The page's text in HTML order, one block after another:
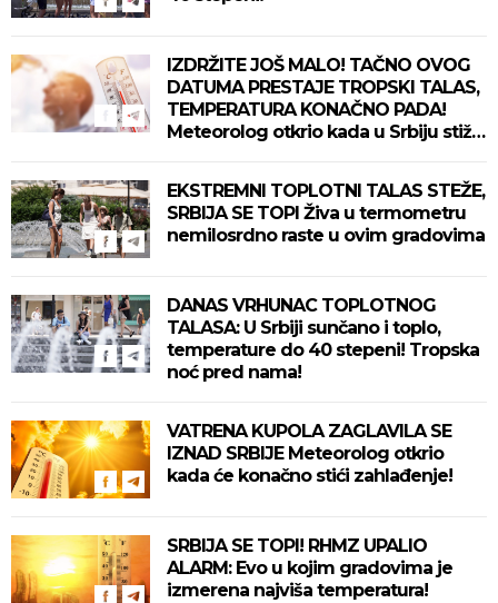
IZDRŽITE JOŠ MALO! TAČNO OVOG
DATUMA PRESTAJE TROPSKI TALAS,
TEMPERATURA KONAČNO PADA!
Meteorolog otkrio kada u Srbiju stiže
EKSTREMNI TOPLOTNI TALAS STEŽE,
SRBIJA SE TOPI Živa u termometru
nemilosrdno raste u ovim gradovima
DANAS VRHUNAC TOPLOTNOG
TALASA: U Srbiji sunčano i toplo,
temperature do 40 stepeni! Tropska
noć pred nama!
VATRENA KUPOLA ZAGLAVILA SE
IZNAD SRBIJE Meteorolog otkrio
kada će konačno stići zahlađenje!
SRBIJA SE TOPI! RHMZ UPALIO
ALARM: Evo u kojim gradovima je
izmerena najviša temperatura!